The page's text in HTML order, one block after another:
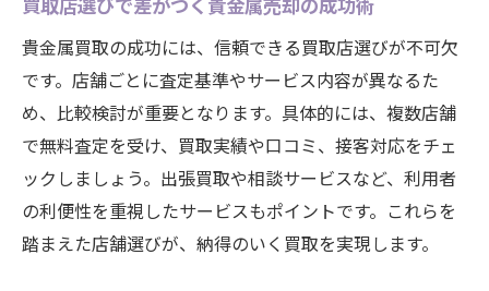
貴金属買取の成功には、信頼できる買取店選びが不可欠
です。店舗ごとに査定基準やサービス内容が異なるた
め、比較検討が重要となります。具体的には、複数店舗
で無料査定を受け、買取実績や口コミ、接客対応をチェ
ックしましょう。出張買取や相談サービスなど、利用者
の利便性を重視したサービスもポイントです。これらを
踏まえた店舗選びが、納得のいく買取を実現します。